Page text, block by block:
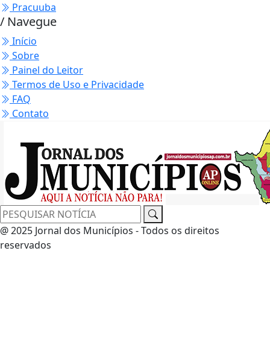
Pracuuba
/ Navegue
Início
Sobre
Painel do Leitor
Termos de Uso e Privacidade
FAQ
Contato
@ 2025 Jornal dos Municípios - Todos os direitos
reservados